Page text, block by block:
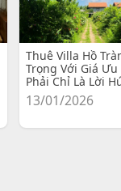
Thuê Villa Hồ
Trọng Với Giá Ưu
Phải Chỉ Là Lời
13/01/2026